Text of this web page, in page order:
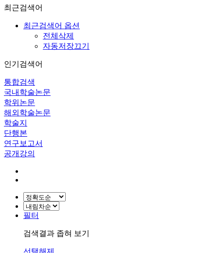
최근검색어
최근검색어 옵션
전체삭제
자동저장끄기
인기검색어
통합검색
국내학술논문
학위논문
해외학술논문
학술지
단행본
연구보고서
공개강의
필터
검색결과 좁혀 보기
선택해제